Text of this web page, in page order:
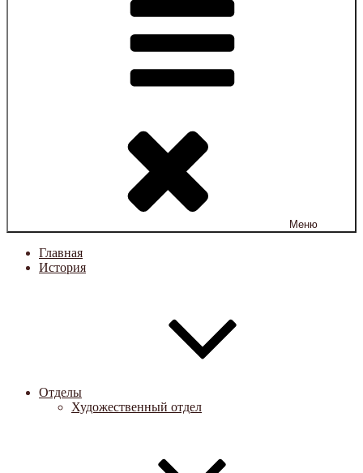
Меню
Главная
История
Отделы
Художественный отдел